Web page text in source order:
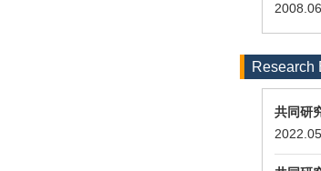
Research
共同研
2022.05